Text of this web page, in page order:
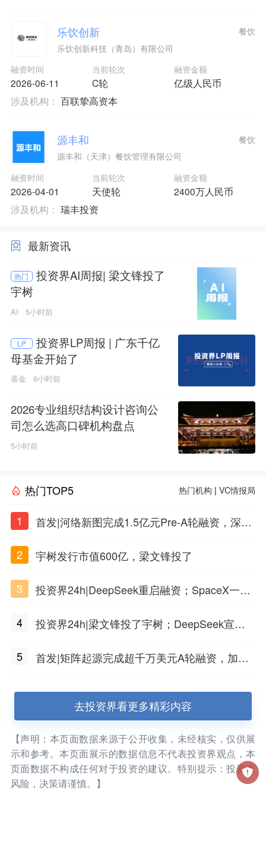
乐饮创新
乐饮创新科技（青岛）有限公司
融资时间
2026-06-11
当前轮次
C轮
融资金额
亿级人民币
餐饮
涉及机构： 百联挚高资本
源丰和
源丰和（天津）餐饮管理有限公司
融资时间
2026-04-01
当前轮次
天使轮
融资金额
2400万人民币
餐饮
涉及机构： 瑞丰投资
最新资讯
热门
投资界AI周报| 梁文锋投了
宇树
AI 5小时前
LP
投资界LP周报 | 广东千亿
母基金开始了
基金 6小时前
2026专业组织结构设计咨询公
司怎么选高口碑机构盘点
5小时前
热门TOP5 热门机构 |VC情报局
1
首发|河络新图完成1.5亿元Pre-A轮融资，深耕i
2
宇树发行市值600亿，梁文锋投了
3
投资界24h|DeepSeek重启融资；SpaceX一夜
4
投资界24h|梁文锋投了宇树；DeepSeek宣布
5
首发|矩阵起源完成超千万美元A轮融资，加速
去投资界看更多精彩内容
【声明：本页面数据来源于公开收集，未经核实，仅供展
示和参考。本页面展示的数据信息不代表投资界观点，本
页面数据不构成任何对于投资的建议。特别提示：投资有
风险，决策请谨慎。】